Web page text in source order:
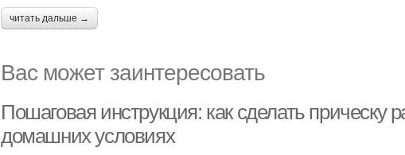
читать дальше →
Вас может заинтересовать
Пошаговая инструкция: как сделать
домашних условиях